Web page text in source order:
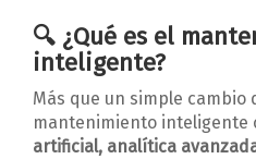
🔍 ¿Qué es el
inteligente?
Más que un simple cambio
mantenimiento inteligente
artificial, analítica